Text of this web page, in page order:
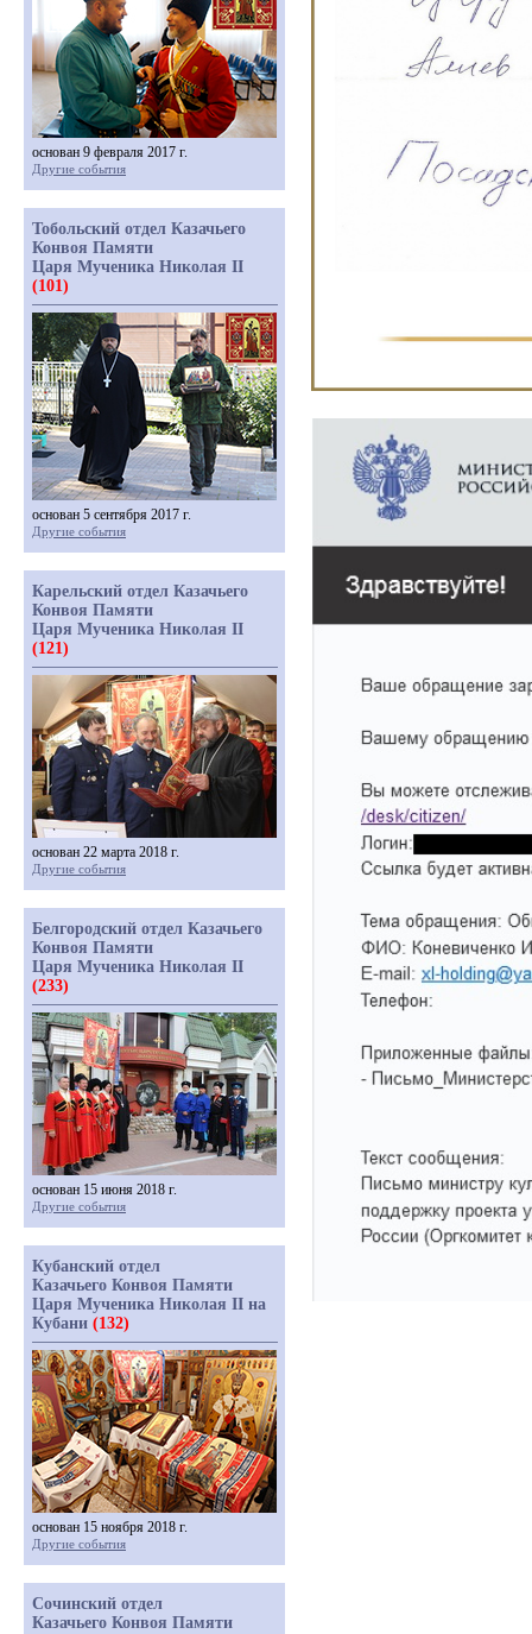
основан 9 февраля 2017 г.
Другие события
Тобольский отдел Казачьего
Конвоя Памяти
Царя Мученика Николая II
(101)
основан 5 сентября 2017 г.
Другие события
Карельский отдел Казачьего
Конвоя Памяти
Царя Мученика Николая II
(121)
основан 22 марта 2018 г.
Другие события
Белгородский отдел Казачьего
Конвоя Памяти
Царя Мученика Николая II
(233)
основан 15 июня 2018 г.
Другие события
Кубанский отдел
Казачьего Конвоя Памяти
Царя Мученика Николая II на
Кубани (132)
основан 15 ноября 2018 г.
Другие события
Сочинский отдел
Казачьего Конвоя Памяти